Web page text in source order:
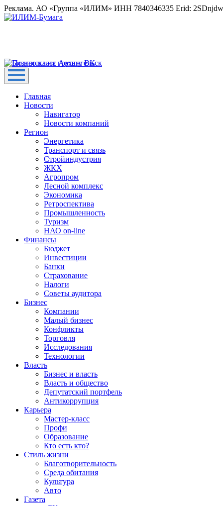
Реклама. АО «Группа «ИЛИМ» ИНН 7840346335 Erid:
Главная
Новости
Навигатор
Новости компаний
Регион
Энергетика
Транспорт и связь
Стройиндустрия
ЖКХ
Агропром
Лесной комплекс
Экономика
Ретроспектива
Промышленность
Туризм
НАО on-line
Финансы
Бюджет
Инвестиции
Банки
Страхование
Налоги
Советы аудитора
Бизнес
Компании
Малый бизнес
Конфликты
Торговля
Исследования
Технологии
Власть
Бизнес и власть
Власть и общество
Депутатский портфель
Антикоррупция
Карьера
Мастер-класс
Профи
Образование
Кто есть кто?
Стиль жизни
Благотворительность
Среда обитания
Культура
Авто
Газета